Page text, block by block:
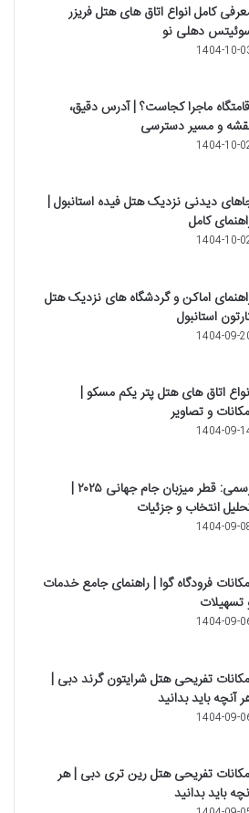
کامل انواع اتاق های هتل فریزر
دهلی نو
1404-10-
ماجرا کجاست؟ | آدرس دقیق،
و مسیر دسترسی
1404-10-
دیدنی نزدیک هتل فیده استانبول |
کامل
1404-10-
اماکن و گردشگاه های نزدیک هتل
استانبول
1404-09-
اتاق های هتل پتر یکم مسکو |
و تصاویر
1404-09-
رسمی: قطر میزبان جام جهانی ۲۰۲۵ |
انتخاب و جزئیات
1404-09-
فرودگاه گوا | راهنمای جامع خدمات
تسهیلات
1404-09-
تفریحی هتل شرایتون گرند دبی |
آنچه باید بدانید
1404-09-
تفریحی هتل رین تری دبی | هر
باید بدانید